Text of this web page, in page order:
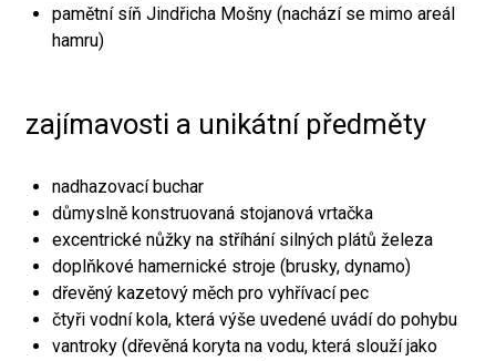
pamětní síň Jindřicha Mošny (nachází se mimo areál
hamru)
zajímavosti a unikátní předměty
nadhazovací buchar
důmyslně konstruovaná stojanová vrtačka
excentrické nůžky na stříhání silných plátů železa
doplňkové hamernické stroje (brusky, dynamo)
dřevěný kazetový měch pro vyhřívací pec
čtyři vodní kola, která výše uvedené uvádí do pohybu
vantroky (dřevěná koryta na vodu, která slouží jako